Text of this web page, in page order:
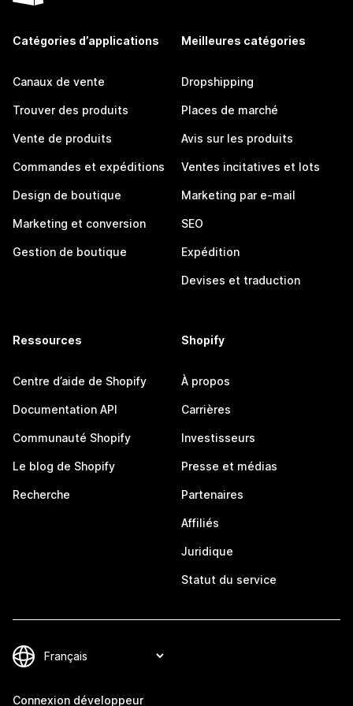
Catégories d’applications
Canaux de vente
Trouver des produits
Vente de produits
Commandes et expéditions
Design de boutique
Marketing et conversion
Gestion de boutique
Meilleures catégories
Dropshipping
Places de marché
Avis sur les produits
Ventes incitatives et lots
Marketing par e-mail
SEO
Expédition
Devises et traduction
Ressources
Centre d’aide de Shopify
Documentation API
Communauté Shopify
Le blog de Shopify
Recherche
Shopify
À propos
Carrières
Investisseurs
Presse et médias
Partenaires
Affiliés
Juridique
Statut du service
Connexion développeur